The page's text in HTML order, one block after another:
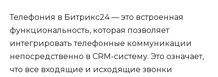
Телефония в Битрикс24 — это встроенная
функциональность, которая позволяет
интегрировать телефонные коммуникации
непосредственно в CRM-систему. Это означает,
что все входящие и исходящие звонки